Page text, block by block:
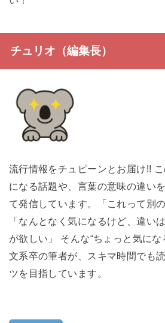
チュリオ（編集長）
流行情報をチュピーンとお届け!!
になる話題や、言葉の意味の違い
て発信しています。「これって別
「なんとなく気になるけど、違い
が欲しい」 そんな“ちょっと気にな
文系卒の筆者が、スキマ時間でも
ツを目指しています。